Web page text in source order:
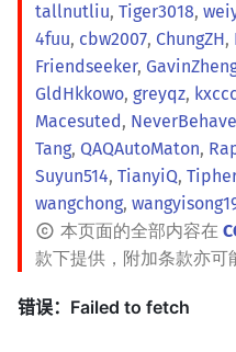
tallnutliu, Tiger3018,
4fuu, cbw2007, ChungZH,
Friendseeker,
GldHkkowo, greyqz, kxccc
Macesuted, NeverBehave
Tang, QAQAutoMaton,
Suyun514, TianyiQ,
wangchong,
本页面的全部内容在
款下提供，附加条款亦可